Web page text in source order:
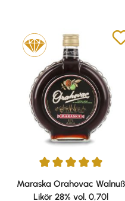
Durchschnittliche
Maraska Orahovac Walnuß
Likör 28% vol. 0,70l